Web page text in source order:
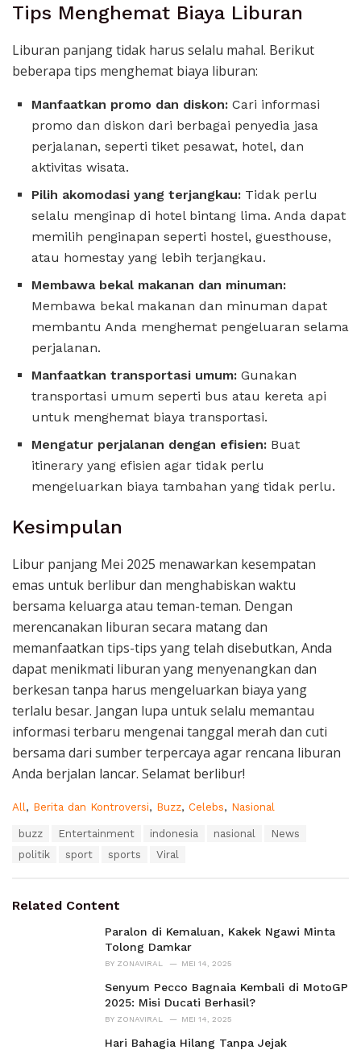
Tips Menghemat Biaya Liburan
Liburan panjang tidak harus selalu mahal. Berikut
beberapa tips menghemat biaya liburan:
Manfaatkan promo dan diskon: Cari informasi
promo dan diskon dari berbagai penyedia jasa
perjalanan, seperti tiket pesawat, hotel, dan
aktivitas wisata.
Pilih akomodasi yang terjangkau: Tidak perlu
selalu menginap di hotel bintang lima. Anda dapat
memilih penginapan seperti hostel, guesthouse,
atau homestay yang lebih terjangkau.
Membawa bekal makanan dan minuman:
Membawa bekal makanan dan minuman dapat
membantu Anda menghemat pengeluaran selama
perjalanan.
Manfaatkan transportasi umum: Gunakan
transportasi umum seperti bus atau kereta api
untuk menghemat biaya transportasi.
Mengatur perjalanan dengan efisien: Buat
itinerary yang efisien agar tidak perlu
mengeluarkan biaya tambahan yang tidak perlu.
Kesimpulan
Libur panjang Mei 2025 menawarkan kesempatan
emas untuk berlibur dan menghabiskan waktu
bersama keluarga atau teman-teman. Dengan
merencanakan liburan secara matang dan
memanfaatkan tips-tips yang telah disebutkan, Anda
dapat menikmati liburan yang menyenangkan dan
berkesan tanpa harus mengeluarkan biaya yang
terlalu besar. Jangan lupa untuk selalu memantau
informasi terbaru mengenai tanggal merah dan cuti
bersama dari sumber terpercaya agar rencana liburan
Anda berjalan lancar. Selamat berlibur!
C
i
All , Berita dan Kontroversi, Buzz, Celebs, Nasional
buzz Entertainment indonesia nasional
News
politik
sport sports Viral
Related Content
Paralon di Kemaluan, Kakek Ngawi Minta
Tolong Damkar
BY ZONAVIRAL MEI 14, 2025
Senyum Pecco Bagnaia Kembali di MotoGP
2025: Misi Ducati Berhasil?
BY ZONAVIRAL MEI 14, 2025
Hari Bahagia Hilang Tanpa Jejak